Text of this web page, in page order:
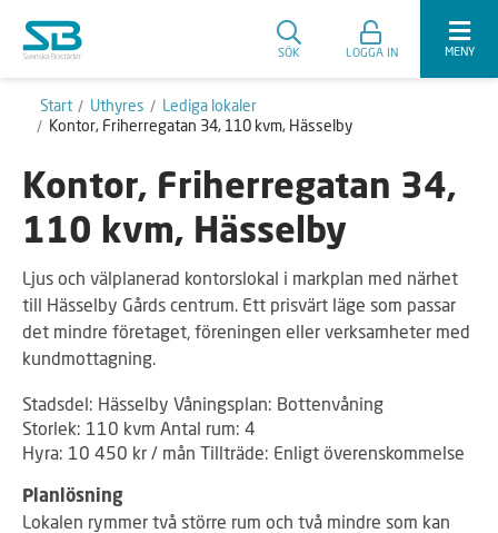
SÖK LOGGA IN MENY
Start Uthyres
Lediga lokaler
Kontor, Friherregatan 34, 110 kvm, Hässelby
Kontor, Friherregatan 34,
110 kvm, Hässelby
Ljus och välplanerad kontorslokal i markplan med närhet
till Hässelby Gårds centrum. Ett prisvärt läge som passar
det mindre företaget, föreningen eller verksamheter med
kundmottagning.
Stadsdel: Hässelby Våningsplan: Bottenvåning
Storlek: 110 kvm Antal rum: 4
Hyra: 10 450 kr / mån Tillträde: Enligt överenskommelse
Planlösning
Lokalen rymmer två större rum och två mindre som kan